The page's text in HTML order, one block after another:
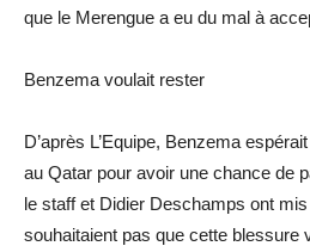
que le Merengue a eu du mal à
Benzema voulait rester
D’après L’Equipe, Benzema
au Qatar pour avoir une chance de
le staff et Didier Deschamps ont
souhaitaient pas que cette blessure